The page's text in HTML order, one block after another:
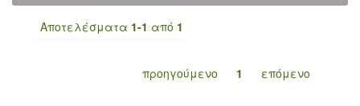
Αποτελέσματα 1-1 από 1
προηγούμενο 1 επόμενο